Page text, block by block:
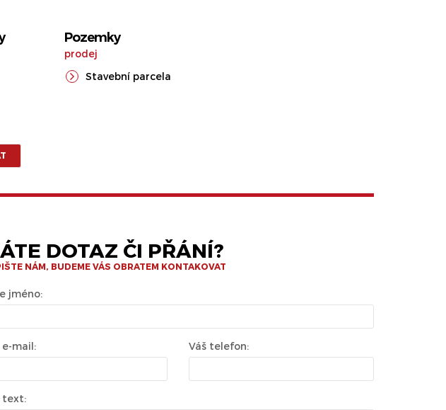
Pozemky
prodej
Stavební parcela
DOTAZ ČI PŘÁNÍ?
NÁM, BUDEME VÁS OBRATEM KONTAKOVAT
jméno:
e-mail: Váš telefon:
text: